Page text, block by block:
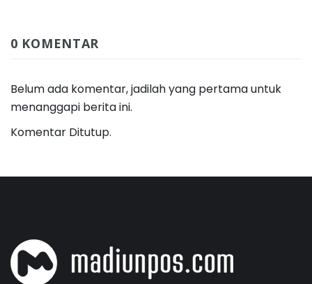
0 KOMENTAR
Belum ada komentar, jadilah yang pertama untuk
menanggapi berita ini.
Komentar Ditutup.